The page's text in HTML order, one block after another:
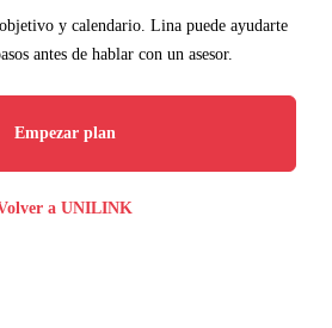
y calendario. Lina puede ayudarte
antes de hablar con un asesor.
Empezar plan
a UNILINK